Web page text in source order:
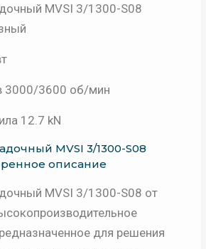
MVSI 3/1300-S08
3000/3600 об/мин
12.7 kN
MVSI 3/1300-S08
описание
MVSI 3/1300-S08 от
для решения